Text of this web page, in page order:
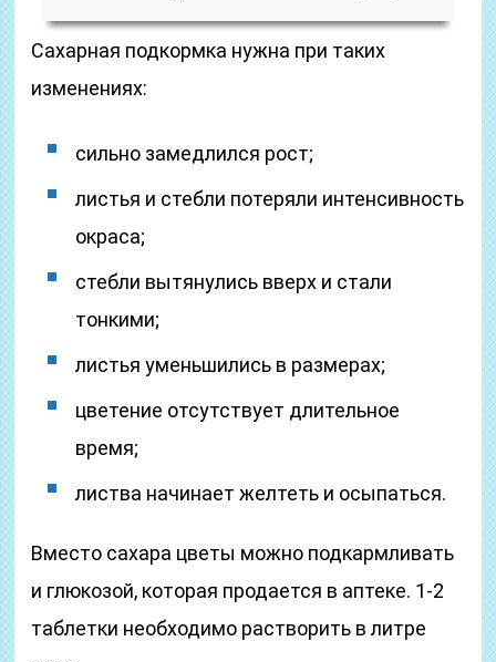
Сахарная подкормка нужна при таких
изменениях:
сильно замедлился рост;
листья и стебли потеряли интенсивность
окраса;
стебли вытянулись вверх и стали
тонкими;
листья уменьшились в размерах;
цветение отсутствует длительное
время;
листва начинает желтеть и осыпаться.
Вместо сахара цветы можно подкармливать
и глюкозой, которая продается в аптеке. 1-2
таблетки необходимо растворить в литре